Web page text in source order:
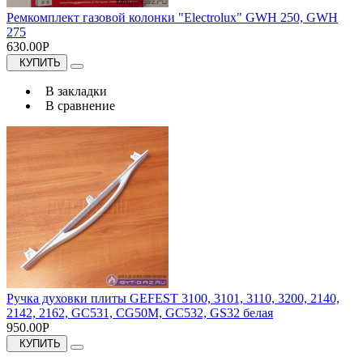
Ремкомплект газовой колонки "Electrolux" GWH 250, GWH
275
630.00Р
КУПИТЬ
В закладки
В сравнение
Ручка духовки плиты GEFEST 3100, 3101, 3110, 3200, 2140,
2142, 2162, GC531, CG50M, GC532, GS32 белая
950.00Р
КУПИТЬ